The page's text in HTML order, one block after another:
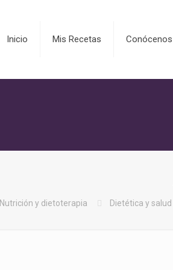
Inicio Mis Recetas Conócenos
Nutrición y dietoterapia Dietética y salud